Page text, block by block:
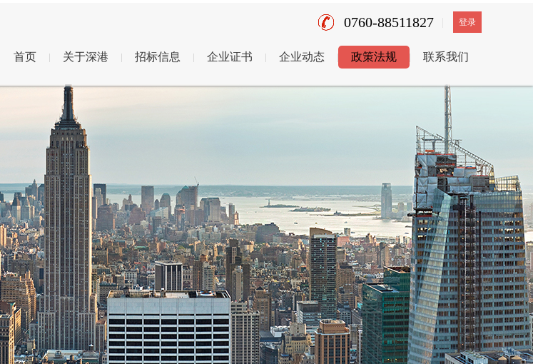
登录
0760-88511827
首页 关于深港 招标信息 企业证书 企业动态 政策法规 联系我们